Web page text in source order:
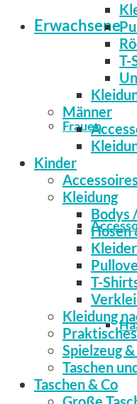
Erwachsene
Frauen
T-
Männer
Kinder
Accessoires
Kleidung
Bodys
Hosen
T-
Kleidung
Praktisches
Spielzeug
Taschen
Taschen & Co